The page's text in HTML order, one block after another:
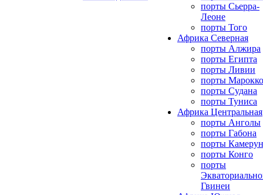
порты Сьерра-
Леоне
порты Того
Африка Северная
порты Алжира
порты Египта
порты Ливии
порты Марокко
порты Судана
порты Туниса
Африка Центральная
порты Анголы
порты Габона
порты
порты Конго
порты
Гвинеи